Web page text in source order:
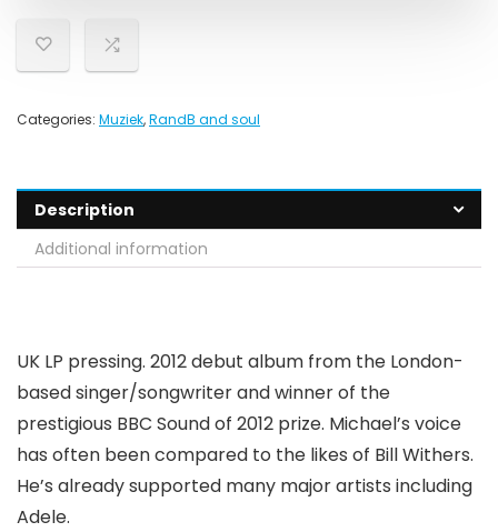
Categories: Muziek,RandB and soul
Description
Additional information
UK LP pressing. 2012 debut album from the London-
based singer/songwriter and winner of the
prestigious BBC Sound of 2012 prize. Michael’s voice
has often been compared to the likes of Bill Withers.
He’s already supported many major artists including
Adele.